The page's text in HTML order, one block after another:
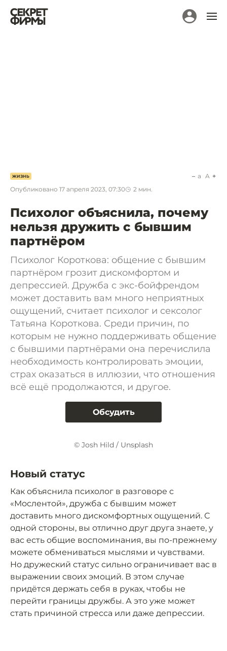
ЖИЗНЬ
Опубликовано 17 апреля 2023, 07:30 2 мин.
a A
Психолог объяснила, почему
нельзя дружить с бывшим
партнёром
Психолог Короткова: общение с бывшим
партнёром грозит дискомфортом и
депрессией. Дружба с экс-бойфрендом
может доставить вам много неприятных
ощущений, считает психолог и сексолог
Татьяна Короткова. Среди причин, по
которым не нужно поддерживать общение
с бывшими партнёрами она перечислила
необходимость контролировать эмоции,
страх оказаться в иллюзии, что отношения
всё ещё продолжаются, и другое.
Обсудить
© Josh Hild / Unsplash
Новый статус
Как объяснила психолог в разговоре с
«Мослентой», дружба с бывшим может
доставить много дискомфортных ощущений. С
одной стороны, вы отлично друг друга знаете, у
вас есть общие воспоминания, вы по-прежнему
можете обмениваться мыслями и чувствами.
Но дружеский статус сильно ограничивает вас в
выражении своих эмоций. В этом случае
придётся держать себя в руках, чтобы не
перейти границы дружбы. А это уже может
стать причиной стресса или даже депрессии.